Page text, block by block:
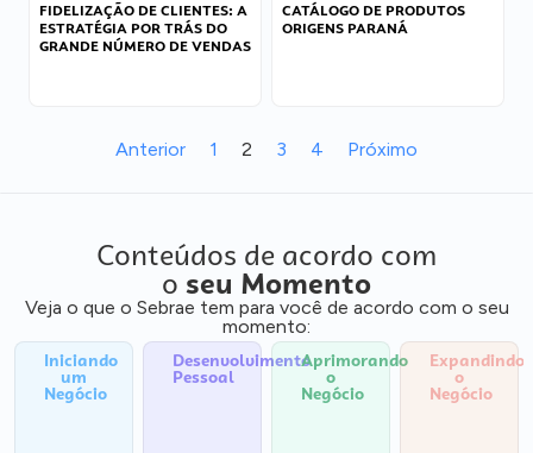
FIDELIZAÇÃO DE CLIENTES: A
ESTRATÉGIA POR TRÁS DO
GRANDE NÚMERO DE VENDAS
CATÁLOGO DE PRODUTOS
ORIGENS PARANÁ
Anterior 1 2 3 4 Próximo
Conteúdos de acordo com
o seu Momento
Veja o que o Sebrae tem para você de acordo com o seu
momento:
Iniciando
um
Negócio
Desenvolvimento
Pessoal
Aprimorando
o
Negócio
Expandindo
o
Negócio